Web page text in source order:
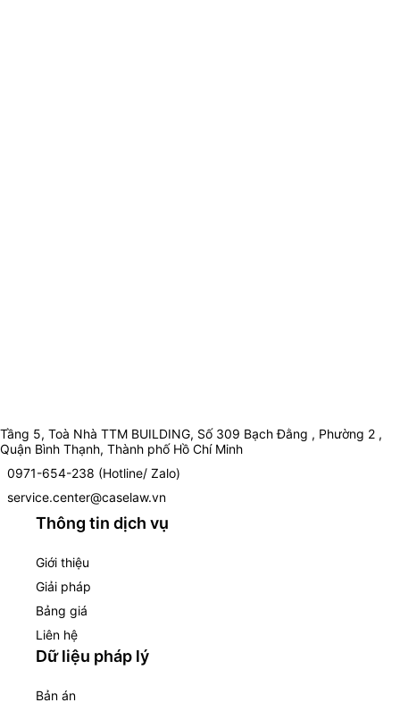
Tầng 5, Toà Nhà TTM BUILDING, Số 309 Bạch Đằng , Phường 2 ,
Quận Bình Thạnh, Thành phố Hồ Chí Minh
0971-654-238 (Hotline/ Zalo)
service.center@caselaw.vn
Thông tin dịch vụ
Giới thiệu
Giải pháp
Bảng giá
Liên hệ
Dữ liệu pháp lý
Bản án